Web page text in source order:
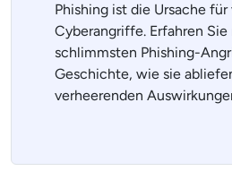
Phishing ist die Ursache für
Cyberangriffe. Erfahren
schlimmsten Phishing-
Geschichte, wie sie
verheerenden